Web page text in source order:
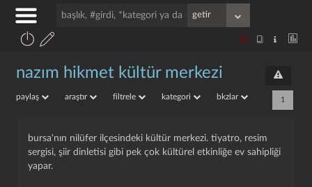
nazım hikmet kültür merkezi
paylaş araştır filtrele kategori bkzlar 1
bursa'nın nilüfer ilçesindeki kültür merkezi. tiyatro, resim
sergisi, şiir dinletisi gibi pek çok kültürel etkinliğe ev sahipliği
yapar.